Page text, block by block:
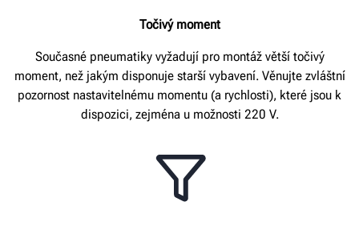
Točivý moment
Současné pneumatiky vyžadují pro montáž větší točivý
moment, než jakým disponuje starší vybavení. Věnujte zvláštní
pozornost nastavitelnému momentu (a rychlosti), které jsou k
dispozici, zejména u možnosti 220 V.